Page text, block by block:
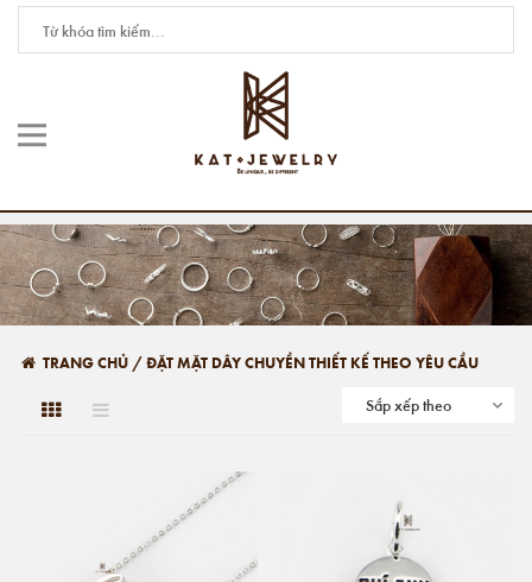
TRANG CHỦ /ĐẶT MẶT DÂY CHUYỀN THIẾT KẾ THEO YÊU CẦU
Sắp xếp theo